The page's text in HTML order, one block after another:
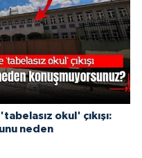
okul' çıkışı:
neden